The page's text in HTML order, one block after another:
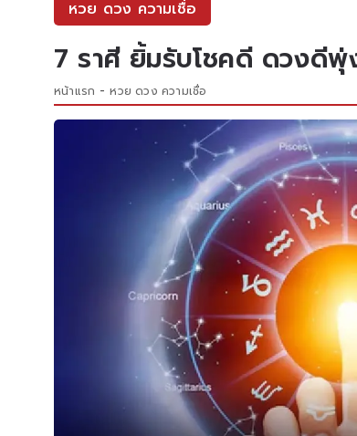
หวย ดวง ความเชื่อ
7 ราศี ยิ้มรับโชคดี ดวงดีพุ่
หน้าแรก หวย ดวง ความเชื่อ